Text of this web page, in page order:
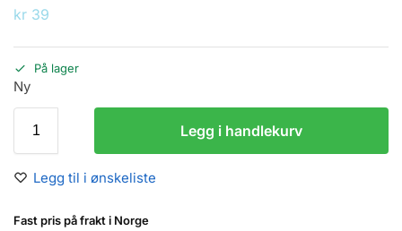
kr 39
På lager
Ny
Legg i handlekurv
Legg til i ønskeliste
Fast pris på frakt i Norge